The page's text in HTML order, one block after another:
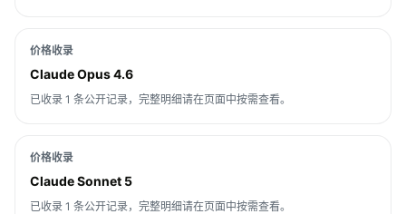
价格收录
Claude Opus 4.6
已收录 1 条公开记录，完整明细请在页面中按需查看。
价格收录
Claude Sonnet 5
已收录 1 条公开记录，完整明细请在页面中按需查看。